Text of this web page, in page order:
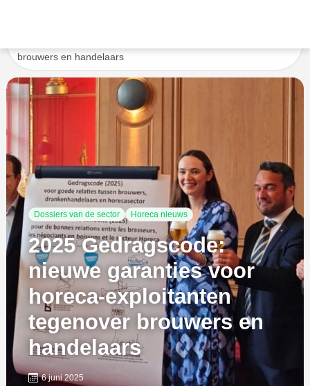
brouwers en handelaars
Dossiers van de sector Horeca nieuws
2025 Gedragscode:
nieuwe garanties voor
horeca-exploitanten
tegenover brouwers en
handelaars
6 juni 2025